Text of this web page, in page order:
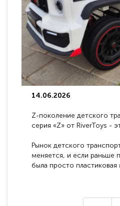
14.06.2026
Z-поколение детского
серия «Z» от RiverToys -
Рынок детского
меняется, и если раньше
была просто